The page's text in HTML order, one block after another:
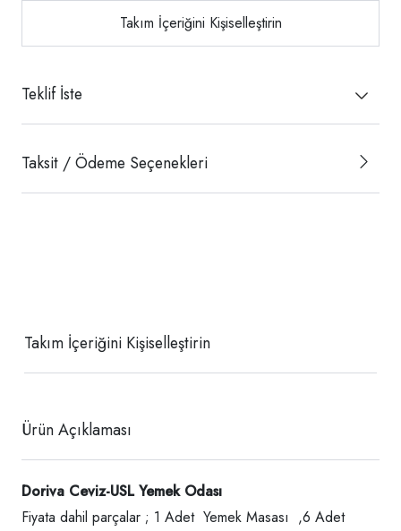
Takım İçeriğini Kişiselleştirin
Teklif İste
Taksit / Ödeme Seçenekleri
Takım İçeriğini Kişiselleştirin
Ürün Açıklaması
Doriva Ceviz-USL Yemek Odası
Fiyata dahil parçalar ; 1 Adet Yemek Masası ,6 Adet